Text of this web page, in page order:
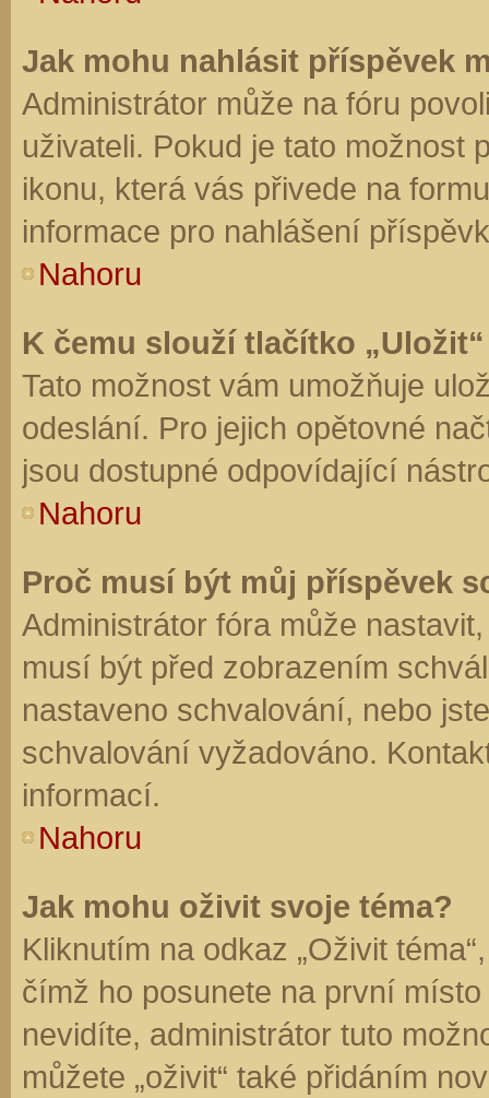
Jak mohu nahlásit příspěvek
Administrátor může na fóru
uživateli. Pokud je tato možnost
ikonu, která vás přivede na
informace pro nahlášení
Nahoru
K čemu slouží tlačítko
Tato možnost vám umožňuje
odeslání. Pro jejich opětovné
jsou dostupné odpovídající
Nahoru
Proč musí být můj příspěvek
Administrátor fóra může
musí být před zobrazením
nastaveno schvalování, nebo
schvalování vyžadováno.
informací.
Nahoru
Jak mohu oživit svoje téma?
Kliknutím na odkaz „Oživit
čímž ho posunete na první
nevidíte, administrátor tuto
můžete „oživit“ také přidáním